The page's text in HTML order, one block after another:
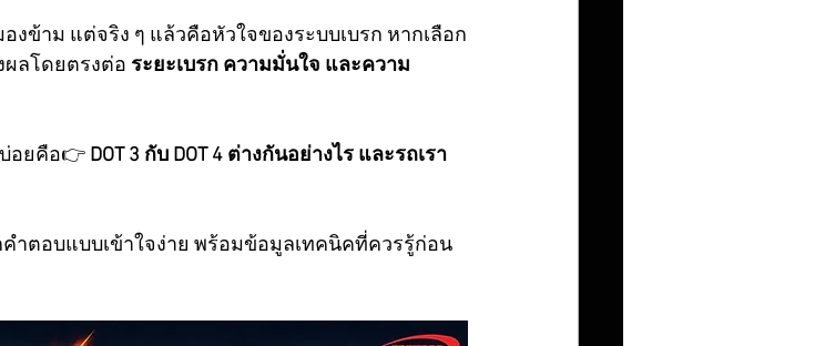
งข้าม แต่จริง ๆ แล้วคือหัวใจของระบบเบรก หากเลือก
ผลโดยตรงต่อ ระยะเบรก ความมั่นใจ และความ
อยคือ👉 DOT 3 กับ DOT 4 ต่างกันอย่างไร และรถเรา
ตอบแบบเข้าใจง่าย พร้อมข้อมูลเทคนิคที่ควรรู้ก่อน